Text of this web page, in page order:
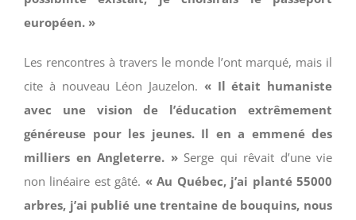
européen. »
Les rencontres à travers le monde l’ont marqué, mais il
cite à nouveau Léon Jauzelon. « Il était humaniste
avec une vision de l’éducation extrêmement
généreuse pour les jeunes. Il en a emmené des
milliers en Angleterre. » Serge qui rêvait d’une vie
non linéaire est gâté. « Au Québec, j’ai planté 55000
arbres, j’ai publié une trentaine de bouquins, nous